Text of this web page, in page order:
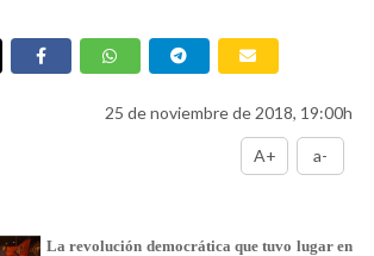
25 de noviembre de 2018, 19:00h
A+ a-
La revolución democrática que tuvo lugar en